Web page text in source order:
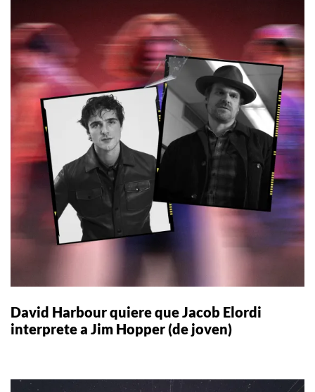
David Harbour quiere que Jacob Elordi
interprete a Jim Hopper (de joven)